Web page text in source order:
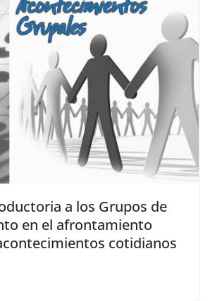
a los Grupos de
en el afrontamiento
cotidianos